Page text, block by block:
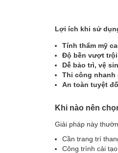
Lợi ích khi sử
Tính thẩm mỹ
Độ bền vượt
Dễ bảo trì, vệ
Thi công nhanh
An toàn tuyệt
Khi nào nên
Giải pháp này
Cần trang trí
Công trình cải